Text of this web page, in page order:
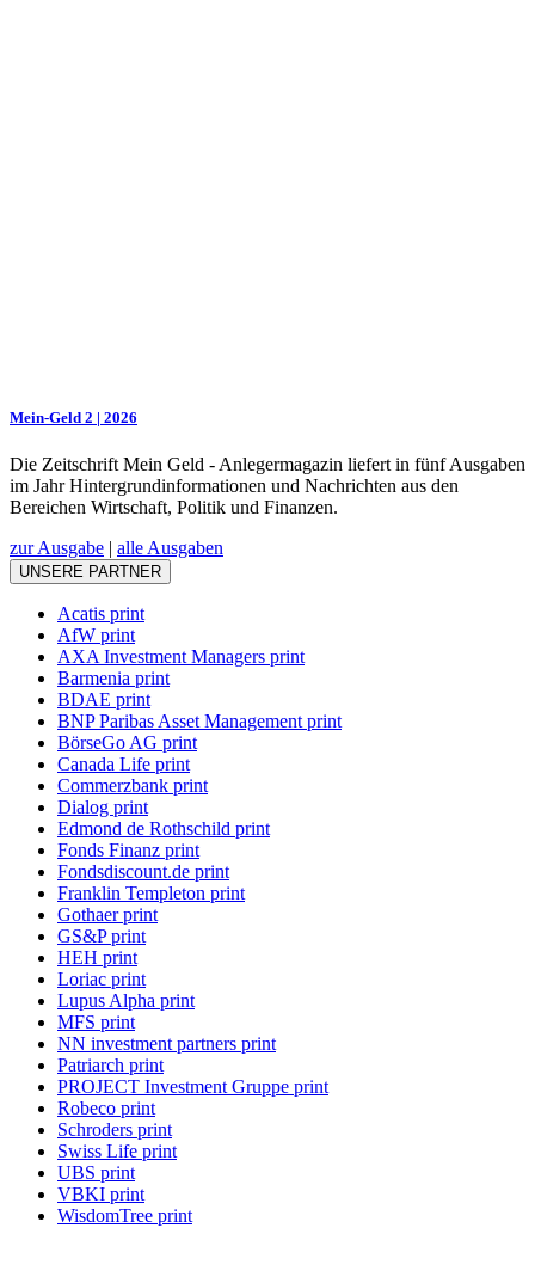
Mein-Geld 2 | 2026
Die Zeitschrift Mein Geld - Anlegermagazin liefert in fünf Ausgaben
im Jahr Hintergrundinformationen und Nachrichten aus den
Bereichen Wirtschaft, Politik und Finanzen.
zur Ausgabe | alle Ausgaben
UNSERE PARTNER
Acatis print
AfW print
AXA Investment Managers print
Barmenia print
BDAE print
BNP Paribas Asset Management print
BörseGo AG print
Canada Life print
Commerzbank print
Dialog print
Edmond de Rothschild print
Fonds Finanz print
Fondsdiscount.de print
Franklin Templeton print
Gothaer print
GS&P print
HEH print
Loriac print
Lupus Alpha print
MFS print
NN investment partners print
Patriarch print
PROJECT Investment Gruppe print
Robeco print
Schroders print
Swiss Life print
UBS print
VBKI print
WisdomTree print